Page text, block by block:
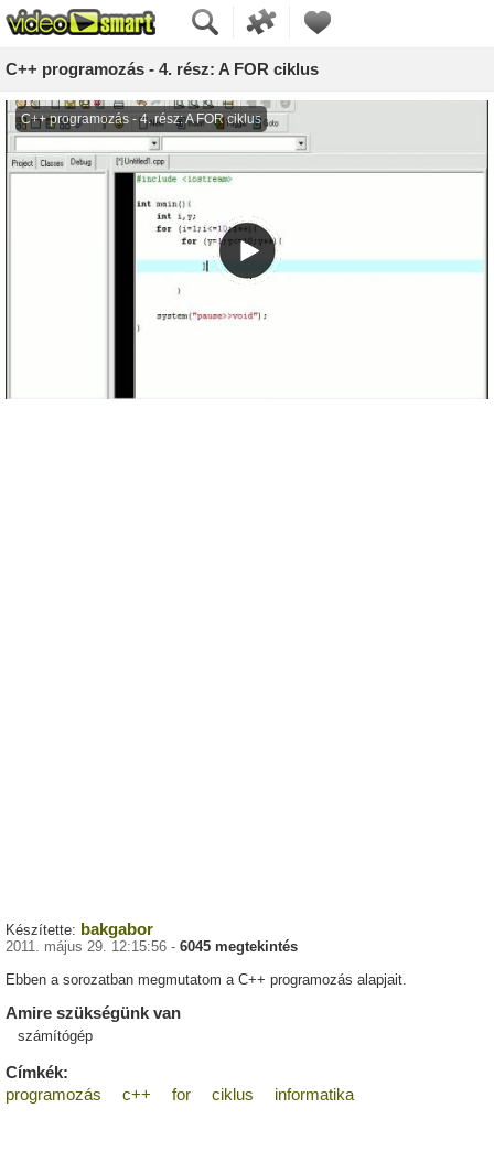
C++ programozás - 4. rész: A FOR ciklus
Készítette: bakgabor
2011. május 29. 12:15:56 - 6045 megtekintés
Ebben a sorozatban megmutatom a C++ programozás alapjait.
Amire szükségünk van
számítógép
Címkék:
programozás
c++ for ciklus informatika